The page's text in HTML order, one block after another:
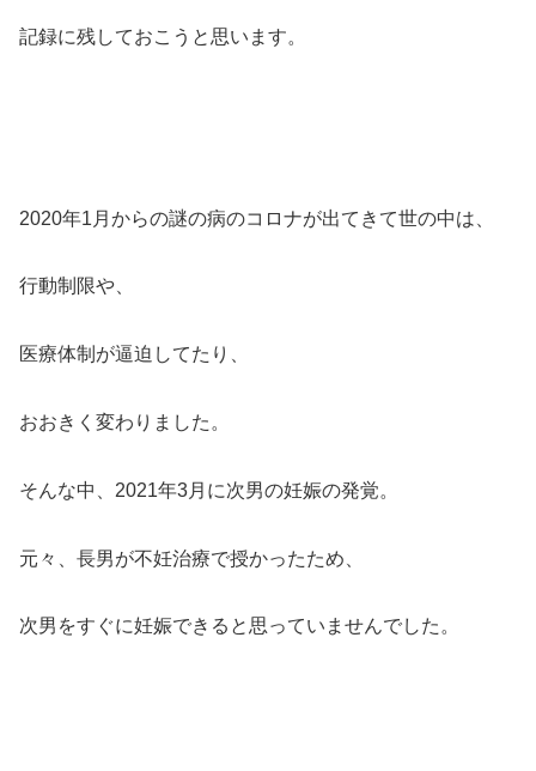
記録に残しておこうと思います。
2020年1月からの謎の病のコロナが出てきて世の中は、
行動制限や、
医療体制が逼迫してたり、
おおきく変わりました。
そんな中、2021年3月に次男の妊娠の発覚。
元々、長男が不妊治療で授かったため、
次男をすぐに妊娠できると思っていませんでした。